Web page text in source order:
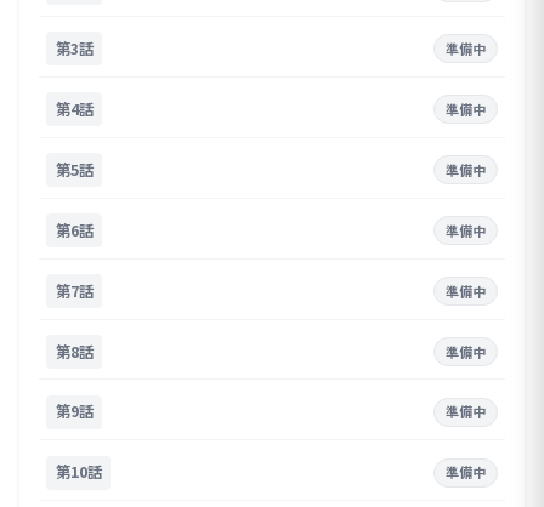
第3話 準備中
第4話 準備中
第5話 準備中
第6話 準備中
第7話 準備中
第8話 準備中
第9話 準備中
第10話 準備中